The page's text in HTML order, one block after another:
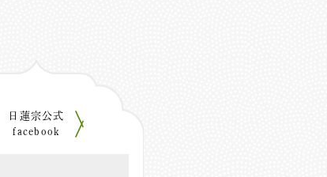
日蓮宗公式
facebook